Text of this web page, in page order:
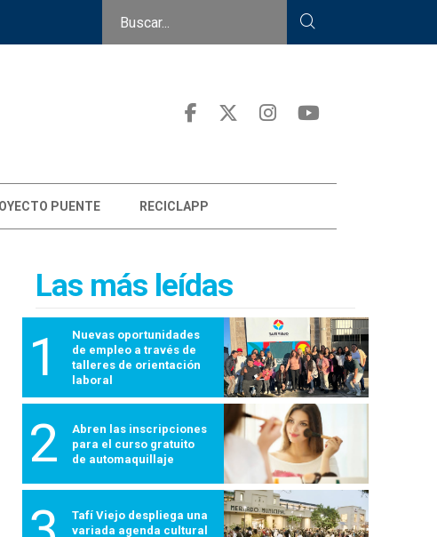
Sumate al curso con puntaje docente "Cuidarse
PUENTE RECICLAPP
Las más leídas
1
Nuevas oportunidades
de empleo a través de
talleres de orientación
laboral
2
Abren las inscripciones
para el curso gratuito
de automaquillaje
Tafí Viejo despliega una
variada agenda cultural